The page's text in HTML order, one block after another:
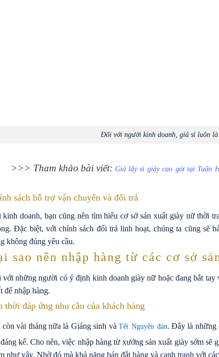
Đối với người kinh doanh, giá sỉ luôn là
>>> Tham khảo bài viết: Giá lấy sỉ giày cao gót tại Tuấn
sách hỗ trợ vận chuyển và đổi trả
kinh doanh, bạn cũng nên tìm hiểu cơ sở sản xuất giày nữ thời
Đặc biệt, với chính sách đổi trả linh hoạt, chúng ta cũng sẽ
không đúng yêu cầu.
sao nên nhập hàng từ các cơ sở
những người có ý định kinh doanh giày nữ hoặc đang bắt
để nhập hàng.
thời đáp ứng nhu cầu của khách hàng
còn vài tháng nữa là Giáng sinh và Tết Nguyên đán. Đây là những
kể. Cho nên, việc nhập hàng từ xưởng sản xuất giày sớm sẽ
như vậy. Nhờ đó mà khả năng bán đắt hàng và cạnh tranh với